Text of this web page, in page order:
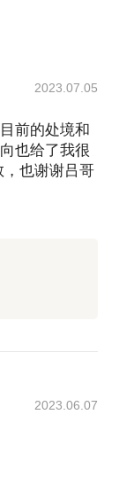
2023.07.05
前的处境和
也给了我很
也谢谢吕哥
2023.06.07